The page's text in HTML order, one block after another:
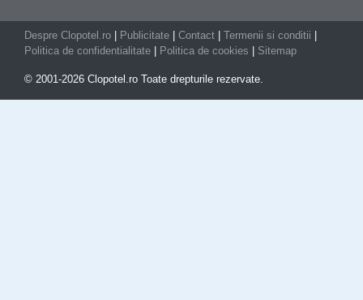
Despre Clopotel.ro Publicitate Contact Termenii si conditii
Politica de confidentialitate
Politica de cookies Sitemap
© 2001-2026 Clopotel.ro Toate drepturile rezervate.